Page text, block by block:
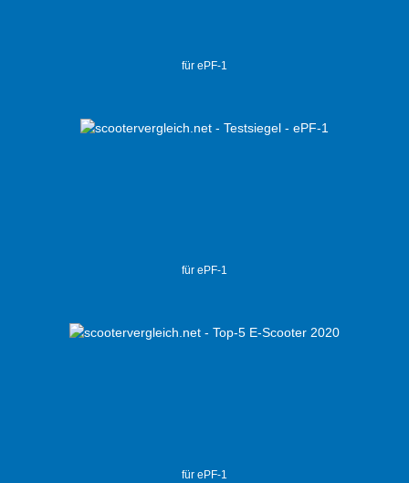
für ePF-1
für ePF-1
für ePF-1